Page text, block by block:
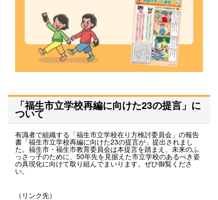
「福生市立学校再編に向けた23の提言」に
ついて
有識者で組織する「福生市立学校在り方検討委員会」の報告
書「福生市立学校再編に向けた23の提言が」提出されまし
た。福生市・福生市教育委員会は本提言を踏まえ、未来のふ
っさっ子のために、50年先を見据えた市立学校のあるべき姿
の具現化に向けて取り組んでまいります。ぜひ御覧くださ
い。
（リンク先）